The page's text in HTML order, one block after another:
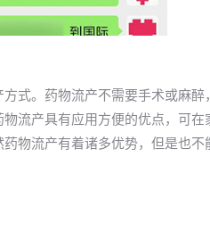
式。药物流产不需要手术或麻
流产具有应用方便的优点，可在
物流产有着诸多优势，但是也